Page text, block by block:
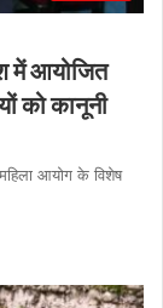
में आयोजित
को कानूनी
आयोग के विशेष